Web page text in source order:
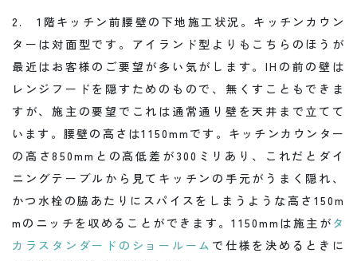
2. 1階キッチン前腰壁の下地施工状況。キッチンカウン
ターは対面型です。アイランド型よりもこちらのほうが
最近はお客様のご要望が多い気がします。IHの前の壁は
レンジフードを隠すためのもので、無くすこともできま
すが、施主の要望でこれは通常通り壁を天井まで立てて
います。腰壁の高さは1150mmです。キッチンカウンター
の高さ850mmとの高低差が300ミリあり、これだとダイ
ニングテーブルから見てキッチンの手元がうまく隠れ、
かつ水栓の脇あたりにスパイスをしまうような高さ150m
mのニッチを収めることができます。1150mmは施主がタ
カラスタンダードのショールーム で仕様を決めるときに